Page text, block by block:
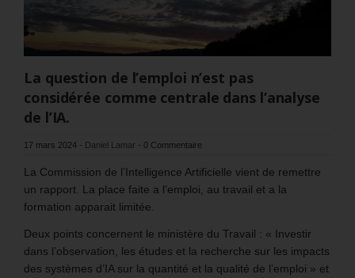
La question de l’emploi n’est pas
considérée comme centrale dans l’analyse
de l’IA.
17 mars 2024 - Daniel Lamar - 0 Commentaire
La Commission de l’Intelligence Artificielle vient de remettre
un rapport. La place faite a l’emploi, au travail et a la
formation apparait limitée.
Deux points concernent le ministère du Travail : « Investir
dans l’observation, les études et la recherche sur les impacts
des systèmes d’IA sur la quantité et la qualité de l’emploi » et